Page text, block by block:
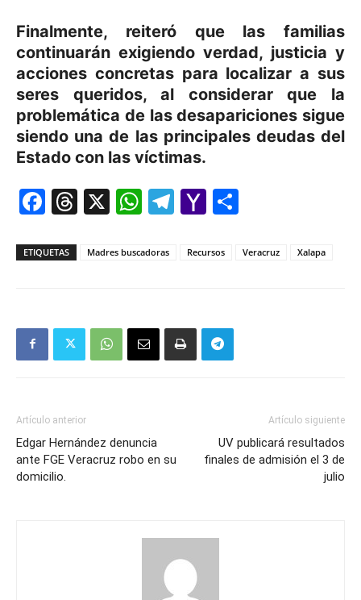
Finalmente, reiteró que las familias
continuarán exigiendo verdad, justicia y
acciones concretas para localizar a sus
seres queridos, al considerar que la
problemática de las desapariciones sigue
siendo una de las principales deudas del
Estado con las víctimas.
Facebook
Threads
X WhatsApp
Telegram
Yahoo
ETIQUETAS Madres buscadoras Recursos Veracruz Xalapa
Artículo anterior
Edgar Hernández denuncia
ante FGE Veracruz robo en su
domicilio.
Artículo siguiente
UV publicará resultados
finales de admisión el 3 de
julio